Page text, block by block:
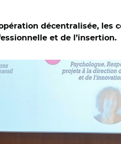
décentralisée,
et de l’insertion.
(France Travail),